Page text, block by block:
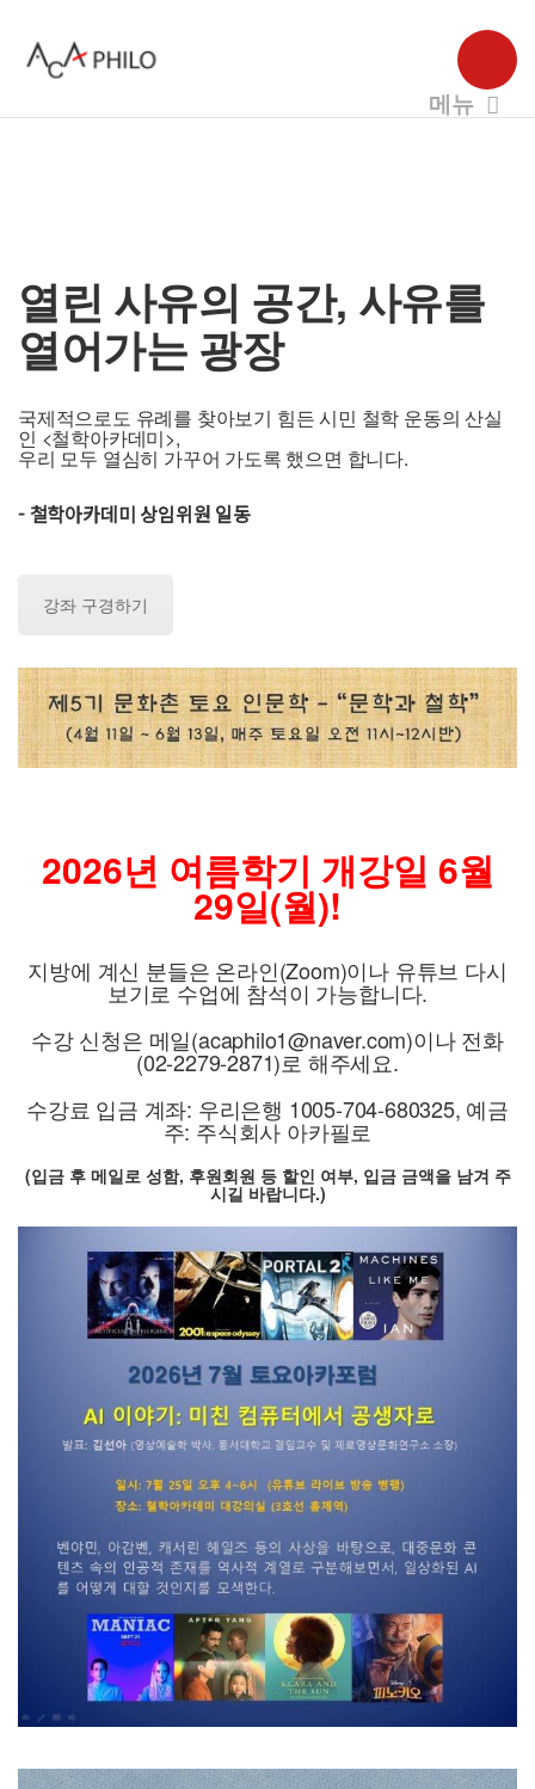
열린 사유의 공간, 사유를
열어가는 광장
국제적으로도 유례를 찾아보기 힘든 시민 철학 운동의 산실
인 <철학아카데미>,
우리 모두 열심히 가꾸어 가도록 했으면 합니다.
- 철학아카데미 상임위원 일동
강좌 구경하기
2026년 여름학기 개강일 6월
29일(월)!
지방에 계신 분들은 온라인(Zoom)이나 유튜브 다시
보기로 수업에 참석이 가능합니다.
수강 신청은 메일(acaphilo1@naver.com)이나 전화
(02-2279-2871)로 해주세요.
수강료 입금 계좌: 우리은행 1005-704-680325, 예금
주: 주식회사 아카필로
(입금 후 메일로 성함, 후원회원 등 할인 여부, 입금 금액을 남겨 주
시길 바랍니다.)